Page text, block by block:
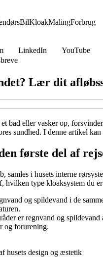
BilKloakMalingForbrug
LinkedIn YouTube
Lær dit
bad eller vasker op,
sundhed. I denne artikel
første del af
samles i husets interne
hvilken type kloaksystem du
og spildevand i de
er regnvand og
og forurening.
husets design og æstetik